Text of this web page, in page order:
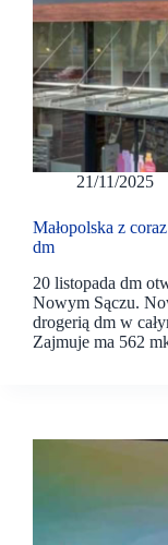
21/11/2025
Małopolska z
dm
20 listopada dm
Nowym Sączu.
drogerią dm w
Zajmuje ma 562